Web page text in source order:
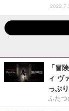
「冒
ィ ヴ
っぷ
ふたつ